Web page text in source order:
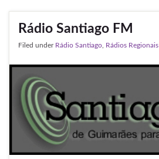
Rádio Santiago FM
Filed under Rádio Santiago Rádios Regionais